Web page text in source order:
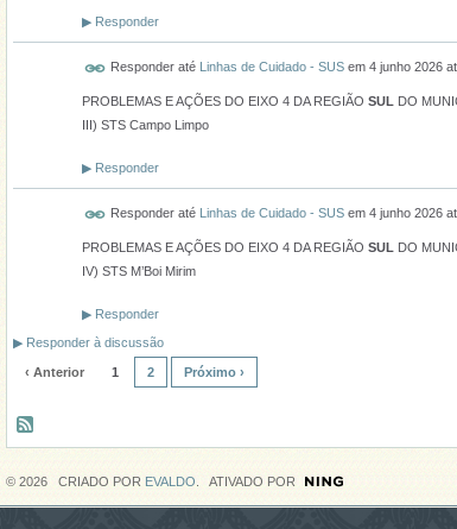
▶ Responder
Responder até Linhas de Cuidado - SUS em 4 junho 2026
PROBLEMAS E AÇÕES DO EIXO 4 DA REGIÃO SUL DO
III) STS Campo Limpo
▶ Responder
Responder até Linhas de Cuidado - SUS em 4 junho 2026
PROBLEMAS E AÇÕES DO EIXO 4 DA REGIÃO SUL DO
IV) STS M’Boi Mirim
▶ Responder
▶ Responder à discussão
‹ Anterior 1 2 Próximo ›
© 2026 CRIADO POR EVALDO. ATIVADO POR